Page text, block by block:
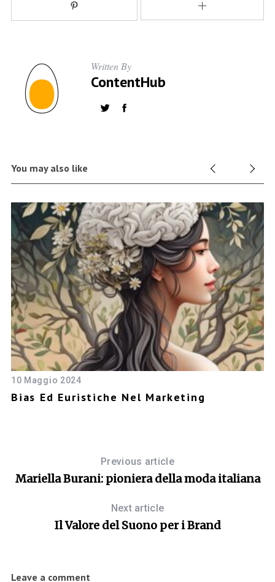
Written By
ContentHub
You may also like
10 Maggio 2024
Bias Ed Euristiche Nel Marketing
Previous article
Mariella Burani: pioniera della moda italiana
Next article
Il Valore del Suono per i Brand
Leave a comment